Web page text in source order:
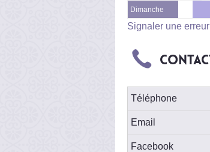
Dimanche
Signaler une erreur
Téléphone
Email
Facebook